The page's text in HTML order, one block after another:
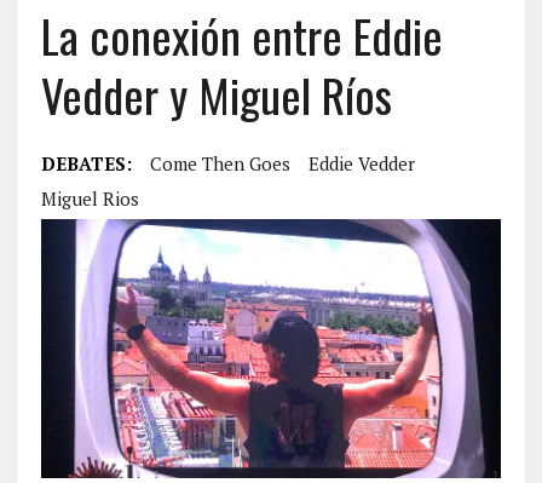
La conexión entre Eddie
Vedder y Miguel Ríos
DEBATES: Come Then Goes
Eddie Vedder
Miguel Rios